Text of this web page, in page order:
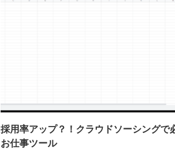
採用率アップ？！クラウドソーシングで
お仕事ツール